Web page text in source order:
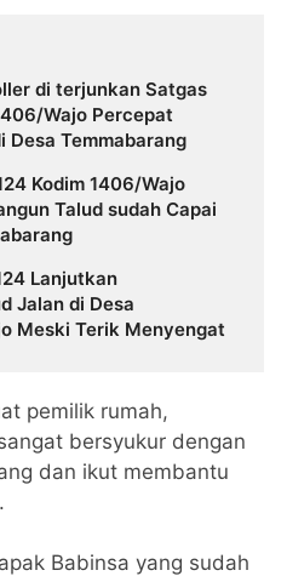
di terjunkan Satgas
Wajo Percepat
Jalan di Desa Temmabarang
Kodim 1406/Wajo
Talud sudah Capai
Lanjutkan
Jalan di Desa
Meski Terik Menyengat
pemilik rumah,
bersyukur dengan
dan ikut membantu
Babinsa yang sudah